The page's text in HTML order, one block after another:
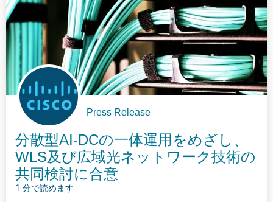
Press Release
分散型AI-DCの一体運用をめざし、
WLS及び広域光ネットワーク技術の
共同検討に合意
1 分で読めます